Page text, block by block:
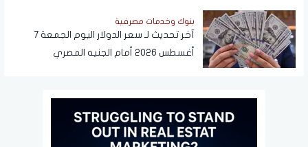
بنوك وخدمات مصرفية
آخر تحديث لـ سعر الدولار اليوم الجمعة 7
أغسطس 2026 أمام الجنيه المصري